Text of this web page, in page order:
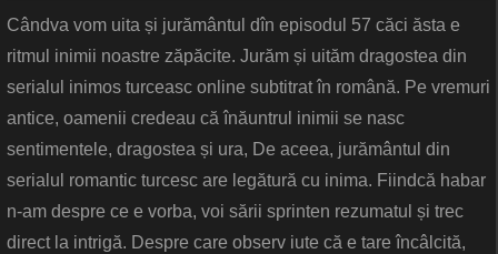
Cândva vom uita și jurământul dîn episodul 57 căci ăsta e
ritmul inimii noastre zăpăcite. Jurăm și uităm dragostea din
serialul inimos turceasc online subtitrat în română. Pe vremuri
antice, oamenii credeau că înăuntrul inimii se nasc
sentimentele, dragostea și ura, De aceea, jurământul din
serialul romantic turcesc are legătură cu inima. Fiindcă habar
n-am despre ce e vorba, voi sării sprinten rezumatul și trec
direct la intrigă. Despre care observ iute că e tare încâlcită,